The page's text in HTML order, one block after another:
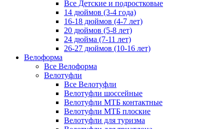
Все Детские и подростковые
14 дюймов (3-4 года)
16-18 дюймов (4-7 лет)
20 дюймов (5-8 лет)
24 дюйма (7-11 лет)
26-27 дюймов (10-16 лет)
Велоформа
Все Велоформа
Велотуфли
Все Велотуфли
Велотуфли шоссейные
Велотуфли МТБ контактные
Велотуфли МТБ плоские
Велотуфли для туризма